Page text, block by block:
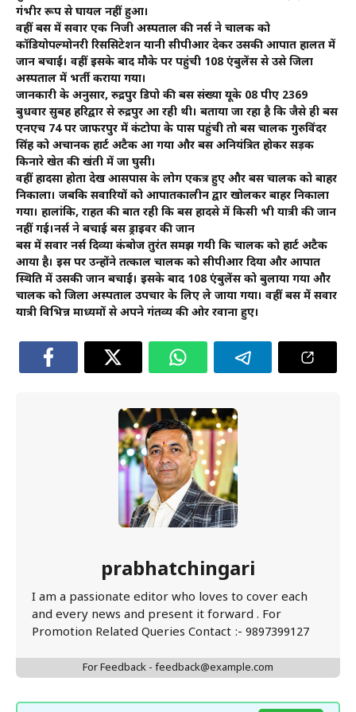
गंभीर रूप से घायल नहीं हुआ।
वहीं बस में सवार एक निजी अस्पताल की नर्स ने चालक को
कॉडियोपल्मोनरी रिससिटेशन यानी सीपीआर देकर उसकी आपात हालत में
जान बचाई। वहीं इसके बाद मौके पर पहुंची 108 एंबुलेंस से उसे जिला
अस्पताल में भर्ती कराया गया।
जानकारी के अनुसार, रुद्रपुर डिपो की बस संख्या यूके 08 पीए 2369
बुधवार सुबह हरिद्वार से रुद्रपुर आ रही थी। बताया जा रहा है कि जैसे ही बस
एनएच 74 पर जाफरपुर में कंटोपा के पास पहुंची तो बस चालक गुरुविंदर
सिंह को अचानक हार्ट अटैक आ गया और बस अनियंत्रित होकर सड़क
किनारे खेत की खंती में जा घुसी।
वहीं हादसा होता देख आसपास के लोग एकत्र हुए और बस चालक को बाहर
निकाला। जबकि सवारियों को आपातकालीन द्वार खोलकर बाहर निकाला
गया। हालांकि, राहत की बात रही कि बस हादसे में किसी भी यात्री की जान
नहीं गई।नर्स ने बचाई बस ड्राइवर की जान
बस में सवार नर्स दिव्या कंबोज तुरंत समझ गयी कि चालक को हार्ट अटैक
आया है। इस पर उन्होंने तत्काल चालक को सीपीआर दिया और आपात
स्थिति में उसकी जान बचाई। इसके बाद 108 एंबुलेंस को बुलाया गया और
चालक को जिला अस्पताल उपचार के लिए ले जाया गया। वहीं बस में सवार
यात्री विभिन्न माध्यमों से अपने गंतव्य की ओर रवाना हुए।
prabhatchingari
I am a passionate editor who loves to cover each
and every news and present it forward . For
Promotion Related Queries Contact :- 9897399127
For Feedback - feedback@example.com